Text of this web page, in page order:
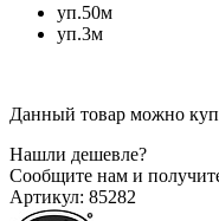
уп.50м
уп.3м
Данный товар можно
Нашли дешевле?
Сообщите нам и
Артикул: 85282